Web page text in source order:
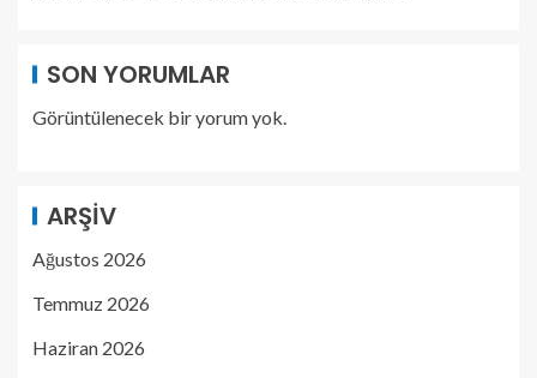
SON YORUMLAR
Görüntülenecek bir yorum yok.
ARŞIV
Ağustos 2026
Temmuz 2026
Haziran 2026